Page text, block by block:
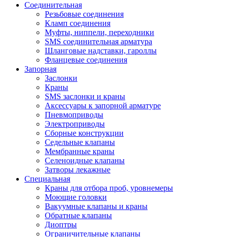
Соединительная
Резьбовые соединения
Кламп соединения
Муфты, ниппели, переходники
SMS соединительная арматура
Шланговые надставки, гароллы
Фланцевые соединения
Запорная
Заслонки
Краны
SMS заслонки и краны
Аксессуары к запорной арматуре
Пневмоприводы
Электроприводы
Сборные конструкции
Седельные клапаны
Мембранные краны
Селеноидные клапаны
Затворы лекажные
Специальная
Краны для отбора проб, уровнемеры
Моющие головки
Вакуумные клапаны и краны
Обратные клапаны
Диоптры
Ограничительные клапаны